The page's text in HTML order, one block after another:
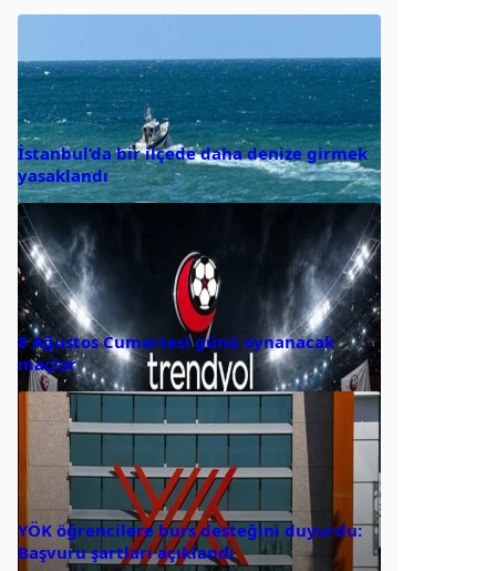
İstanbul’da bir ilçede daha denize girmek
yasaklandı
8 Ağustos Cumartesi günü oynanacak
maçlar
YÖK öğrencilere burs desteğini duyurdu:
Başvuru şartları açıklandı